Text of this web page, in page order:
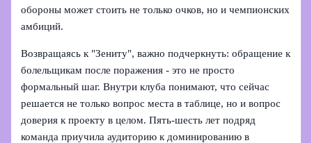
обороны может стоить не только очков, но и чемпионских
амбиций.
Возвращаясь к "Зениту", важно подчеркнуть: обращение к
болельщикам после поражения - это не просто
формальный шаг. Внутри клуба понимают, что сейчас
решается не только вопрос места в таблице, но и вопрос
доверия к проекту в целом. Пять-шесть лет подряд
команда приучила аудиторию к доминированию в